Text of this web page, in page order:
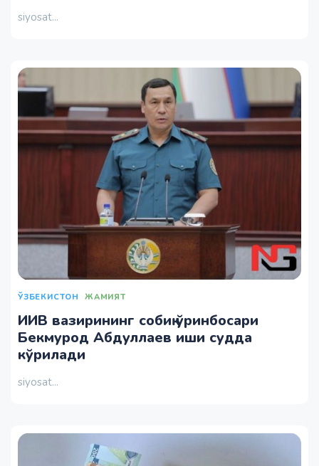
siyosat...
ЎЗБЕКИСТОН ЖАМИЯТ
ИИВ вазирининг собиқ ўринбосари
Бекмурод Абдуллаев иши судда
кўрилади
siyosat...